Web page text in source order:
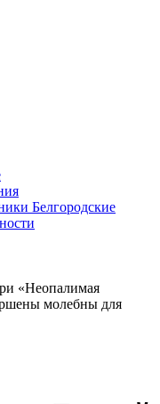
Белгородские